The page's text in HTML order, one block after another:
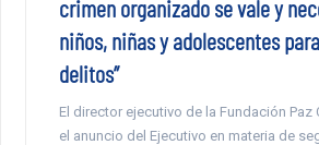
crimen organizado se vale y
niños, niñas y adolescentes
delitos”
El director ejecutivo de la Fundación Paz
el anuncio del Ejecutivo en materia de